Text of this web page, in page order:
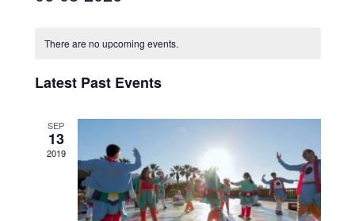
There are no upcoming events.
Latest Past Events
SEP
13
2019